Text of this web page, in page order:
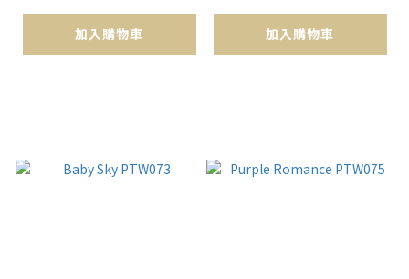
加入購物車 加入購物車